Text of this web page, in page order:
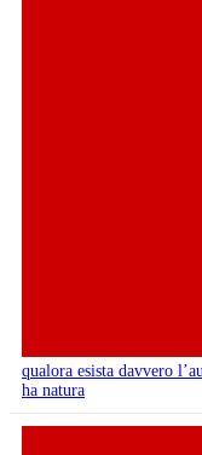
qualora esista davvero
ha natura